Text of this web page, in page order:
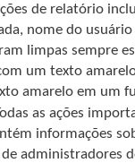
de relatório
nome do
limpas sempre
um texto
amarelo em um
as ações
informações
administradores